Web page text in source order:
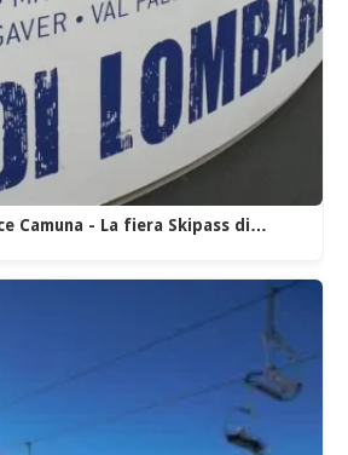
Camuna - La fiera Skipass di…